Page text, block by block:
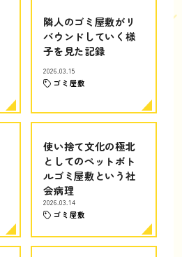
隣人のゴミ屋敷がリ
バウンドしていく様
子を見た記録
2026.03.15
ゴミ屋敷
使い捨て文化の極北
としてのペットボト
ルゴミ屋敷という社
会病理
2026.03.14
ゴミ屋敷